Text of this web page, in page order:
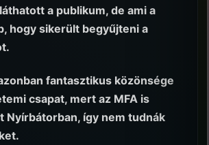
a publikum, de ami a
hogy sikerült begyűjteni a
fantasztikus közönsége
csapat, mert az MFA is
Nyírbátorban, így nem tudnák